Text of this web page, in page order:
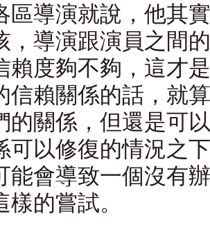
區導演就說，他其
，導演跟演員之間
賴度夠不夠，這才
信賴關係的話，就
的關係，但還是可
可以修復的情況之
能會導致一個沒有
樣的嘗試。